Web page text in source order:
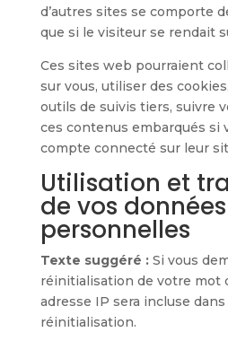
d’autres sites se comporte
que si le visiteur se rendait
Ces sites web pourraient
sur vous, utiliser des
outils de suivis tiers, suivre
ces contenus embarqués si
compte connecté sur leur
Utilisation et
de vos données
personnelles
Texte suggéré : Si vous
réinitialisation de votre mot
adresse IP sera incluse dans
réinitialisation.